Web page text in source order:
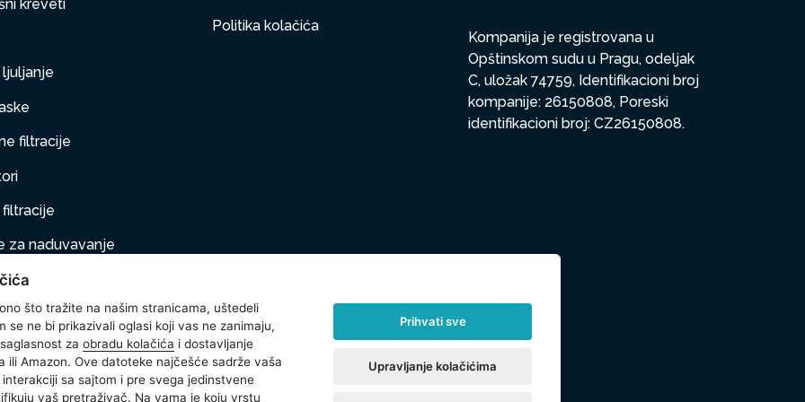
kreveti
filtracije
filtracije
za naduvavanje
na naduvavanje
oprema
Politika kolačića
Kompanija je registrovana u
Opštinskom sudu u Pragu, odeljak
C, uložak 74759, Identifikacioni broj
kompanije: 26150808, Poreski
identifikacioni broj: CZ26150808.
što tražite na našim stranicama, uštedeli
se ne bi prikazivali oglasi koji vas ne zanimaju,
za obradu kolačića i dostavljanje
ili Amazon. Ove datoteke najčešće sadrže vaša
sa sajtom i pre svega jedinstvene
vaš pretraživač. Na vama je koju vrstu
Prihvati sve
Upravljanje kolačićima